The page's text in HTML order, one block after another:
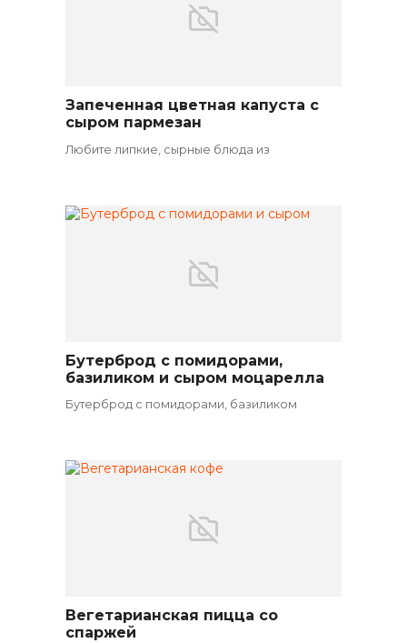
Запеченная цветная капуста с
сыром пармезан
Любите липкие, сырные блюда из
Вегетарианские закуски
Бутерброд с помидорами,
базиликом и сыром моцарелла
Бутерброд с помидорами, базиликом
Вегетарианские закуски
Вегетарианская пицца со
спаржей